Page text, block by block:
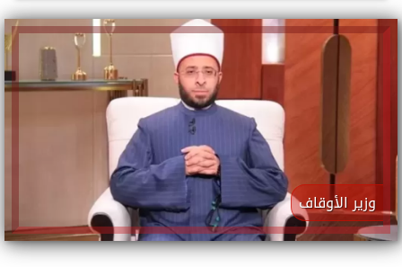
وزير الأوقاف